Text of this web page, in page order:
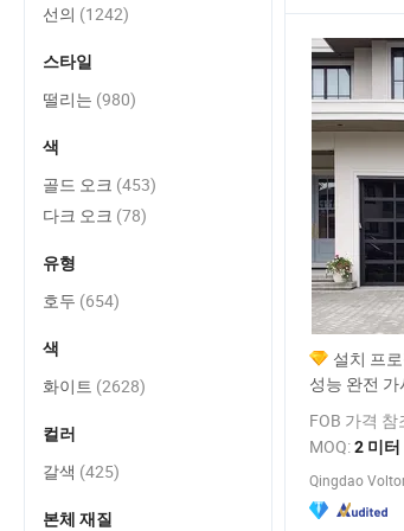
설치 프
성능 완전
문 빌라용
FOB 가격 참
MOQ:2 미터
선의 (1242)
스타일
떨리는 (980)
색
골드 오크 (453)
다크 오크 (78)
유형
호두 (654)
색
화이트 (2628)
컬러
갈색 (425)
본체 재질